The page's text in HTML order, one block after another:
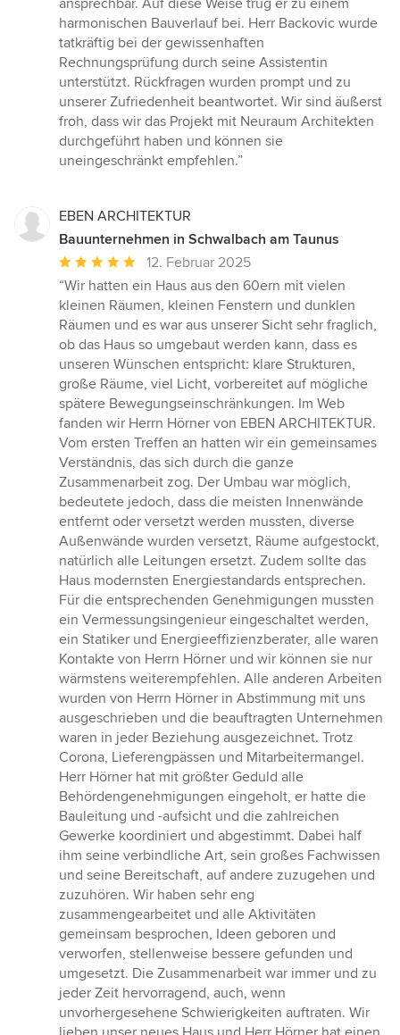
ansprechbar. Auf diese Weise trug er zu einem
harmonischen Bauverlauf bei. Herr Backovic wurde
tatkräftig bei der gewissenhaften
Rechnungsprüfung durch seine Assistentin
unterstützt. Rückfragen wurden prompt und zu
unserer Zufriedenheit beantwortet. Wir sind äußerst
froh, dass wir das Projekt mit Neuraum Architekten
durchgeführt haben und können sie
uneingeschränkt empfehlen.”
EBEN ARCHITEKTUR
Bauunternehmen in Schwalbach am Taunus
Durchschnittliche
Bewertung:
5
von
5
Sternen
12. Februar 2025
“Wir hatten ein Haus aus den 60ern mit vielen
kleinen Räumen, kleinen Fenstern und dunklen
Räumen und es war aus unserer Sicht sehr fraglich,
ob das Haus so umgebaut werden kann, dass es
unseren Wünschen entspricht: klare Strukturen,
große Räume, viel Licht, vorbereitet auf mögliche
spätere Bewegungseinschränkungen. Im Web
fanden wir Herrn Hörner von EBEN ARCHITEKTUR.
Vom ersten Treffen an hatten wir ein gemeinsames
Verständnis, das sich durch die ganze
Zusammenarbeit zog. Der Umbau war möglich,
bedeutete jedoch, dass die meisten Innenwände
entfernt oder versetzt werden mussten, diverse
Außenwände wurden versetzt, Räume aufgestockt,
natürlich alle Leitungen ersetzt. Zudem sollte das
Haus modernsten Energiestandards entsprechen.
Für die entsprechenden Genehmigungen mussten
ein Vermessungsingenieur eingeschaltet werden,
ein Statiker und Energieeffizienzberater, alle waren
Kontakte von Herrn Hörner und wir können sie nur
wärmstens weiterempfehlen. Alle anderen Arbeiten
wurden von Herrn Hörner in Abstimmung mit uns
ausgeschrieben und die beauftragten Unternehmen
waren in jeder Beziehung ausgezeichnet. Trotz
Corona, Lieferengpässen und Mitarbeitermangel.
Herr Hörner hat mit größter Geduld alle
Behördengenehmigungen eingeholt, er hatte die
Bauleitung und -aufsicht und die zahlreichen
Gewerke koordiniert und abgestimmt. Dabei half
ihm seine verbindliche Art, sein großes Fachwissen
und seine Bereitschaft, auf andere zuzugehen und
zuzuhören. Wir haben sehr eng
zusammengearbeitet und alle Aktivitäten
gemeinsam besprochen, Ideen geboren und
verworfen, stellenweise bessere gefunden und
umgesetzt. Die Zusammenarbeit war immer und zu
jeder Zeit hervorragend, auch, wenn
unvorhergesehene Schwierigkeiten auftraten. Wir